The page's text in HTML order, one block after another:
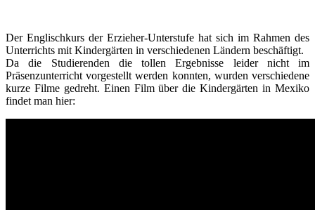
Der Englischkurs der Erzieher-Unterstufe hat sich im Rahmen des
Unterrichts mit Kindergärten in verschiedenen Ländern beschäftigt.
Da die Studierenden die tollen Ergebnisse leider nicht im
Präsenzunterricht vorgestellt werden konnten, wurden verschiedene
kurze Filme gedreht. Einen Film über die Kindergärten in Mexiko
findet man hier: